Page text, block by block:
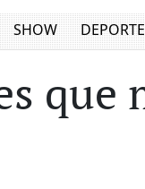
SHOW
que